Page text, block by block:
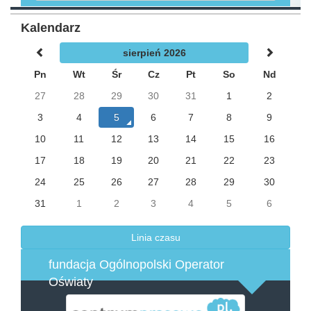
Kalendarz
sierpień 2026
Pn
Wt Śr Cz Pt So
Nd
27
28 29 30 31 1
2
3
4 5 6 7 8
9
10
11 12 13 14 15
16
17
18 19 20 21 22
23
24
25 26 27 28 29
30
31
1 2 3 4 5 6
Linia czasu
fundacja Ogólnopolski Operator
Oświaty